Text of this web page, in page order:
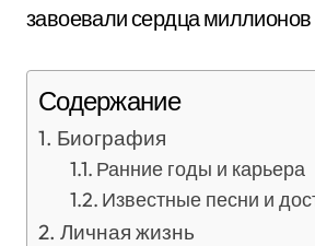
завоевали сердца
Содержание
Биография
Ранние годы и карьера
Известные песни и
Личная жизнь